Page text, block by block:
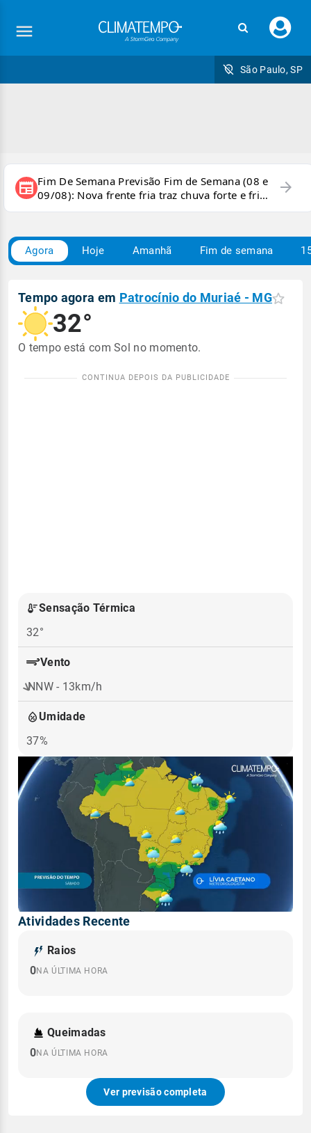
seu
São Paulo, SP
newspaper Fim De Semana Previsão Fim de Semana (08 e
09/08): Nova frente fria traz chuva forte e frio
para áreas do país
arrow_forward
Agora Hoje Amanhã Fim de semana
Tempo agora em Patrocínio do Muriaé - MG
32°
O tempo está com Sol no momento.
Sensação Térmica
32°
Vento
NNW - 13km/h
Umidade
37%
Atividades Recente
Raios
0NA ÚLTIMA HORA
Queimadas
0NA ÚLTIMA HORA
Ver previsão completa